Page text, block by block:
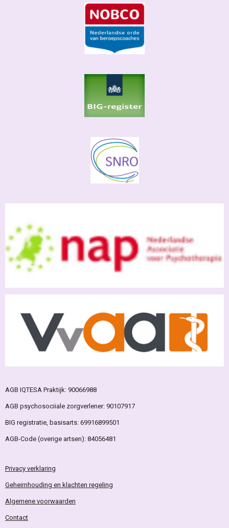
AGB IQTESA Praktijk: 90066988
AGB psychosociiale zorgverlener: 90107917
BIG registratie, basisarts: 69916899501
AGB-Code (overige artsen): 84056481
Privacy verklaring
Geheimhouding en klachten regeling
Algemene voorwaarden
Contact